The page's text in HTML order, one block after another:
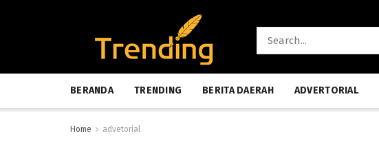
BERANDA TRENDING BERITA DAERAH ADVERTORIAL
Home advetorial